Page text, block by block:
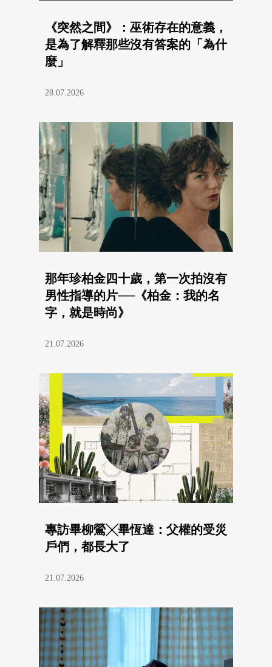
《突然之間》：巫術存在的意義，
是為了解釋那些沒有答案的「為什
麼」
28.07.2026
那年珍柏金四十歲，第一次拍沒有
男性指導的片──《柏金：我的名
字，就是時尚》
21.07.2026
專訪畢柳鶯╳畢恆達：父權的受災
戶們，都長大了
21.07.2026